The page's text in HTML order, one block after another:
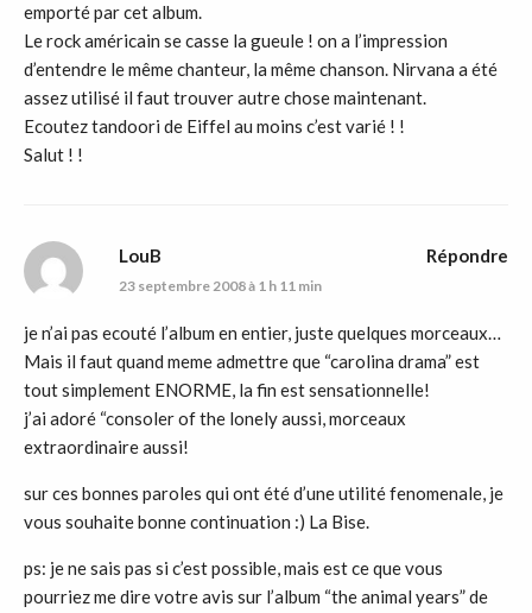
emporté par cet album.
Le rock américain se casse la gueule ! on a l’impression
d’entendre le même chanteur, la même chanson. Nirvana a été
assez utilisé il faut trouver autre chose maintenant.
Ecoutez tandoori de Eiffel au moins c’est varié ! !
Salut ! !
LouB
23 septembre 2008 à 1 h 11 min
je n’ai pas ecouté l’album en entier, juste quelques morceaux…
Mais il faut quand meme admettre que “carolina drama” est
tout simplement ENORME, la fin est sensationnelle!
j’ai adoré “consoler of the lonely aussi, morceaux
extraordinaire aussi!
sur ces bonnes paroles qui ont été d’une utilité fenomenale, je
vous souhaite bonne continuation :) La Bise.
ps: je ne sais pas si c’est possible, mais est ce que vous
pourriez me dire votre avis sur l’album “the animal years” de
Répondre